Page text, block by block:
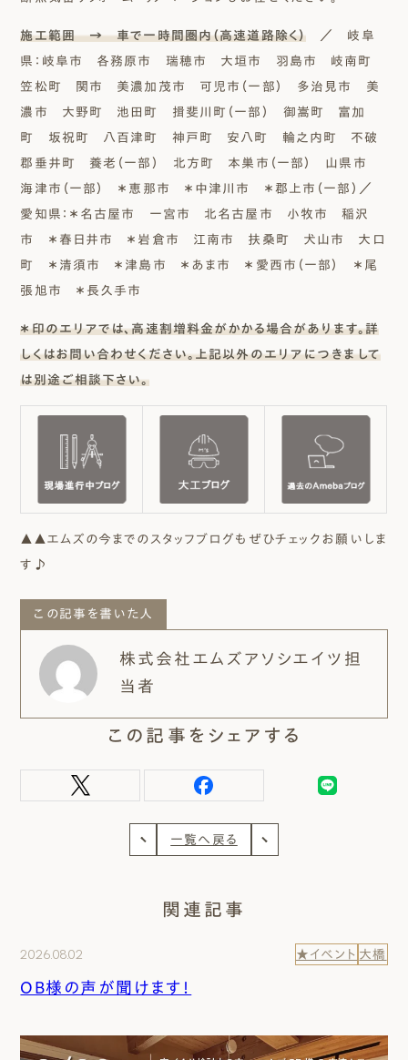
施工範囲 → 車で一時間圏内（高速道路除く） ／ 岐阜
県：岐阜市 各務原市 瑞穂市 大垣市 羽島市 岐南町
笠松町 関市 美濃加茂市 可児市（一部） 多治見市 美
濃市 大野町 池田町 揖斐川町（一部） 御嵩町 富加
町 坂祝町 八百津町 神戸町 安八町 輪之内町 不破
郡垂井町 養老（一部） 北方町 本巣市（一部） 山県市
海津市（一部） ＊恵那市 ＊中津川市 ＊郡上市（一部）／
愛知県：＊名古屋市 一宮市 北名古屋市 小牧市 稲沢
市 ＊春日井市 ＊岩倉市 江南市 扶桑町 犬山市 大口
町 ＊清須市 ＊津島市 ＊あま市 ＊愛西市（一部） ＊尾
張旭市 ＊長久手市
＊印のエリアでは、高速割増料金がかかる場合があります。詳
しくはお問い合わせください。上記以外のエリアにつきまして
は別途ご相談下さい。
▲▲エムズの今までのスタッフブログもぜひチェックお願いしま
す♪
この記事を書いた人
株式会社エムズアソシエイツ担
当者
この記事をシェアする
一覧へ戻る
関連記事
2026.08.02 ★イベント 大橋
OB様の声が聞けます！